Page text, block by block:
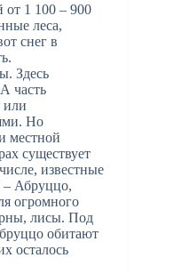
от 1 100 – 900
леса,
снег в
Здесь
часть
или
Но
местной
существует
известные
Абруццо,
огромного
лисы. Под
обитают
осталось